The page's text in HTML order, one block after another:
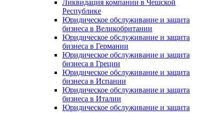
Ликвидация компании в Чешской
Республике
Юридическое обслуживание и защита
бизнеса в Великобритании
Юридическое обслуживание и защита
бизнеса в Германии
Юридическое обслуживание и защита
бизнеса в Греции
Юридическое обслуживание и защита
бизнеса в Испании
Юридическое обслуживание и защита
бизнеса в Италии
Юридическое обслуживание и защита